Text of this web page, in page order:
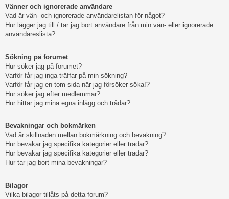
Vänner och ignorerade användare
Vad är vän- och ignorerade användarelistan för något?
Hur lägger jag till / tar jag bort användare från min vän- eller ignorerade
användareslista?
Sökning på forumet
Hur söker jag på forumet?
Varför får jag inga träffar på min sökning?
Varför får jag en tom sida när jag försöker söka!?
Hur söker jag efter medlemmar?
Hur hittar jag mina egna inlägg och trådar?
Bevakningar och bokmärken
Vad är skillnaden mellan bokmärkning och bevakning?
Hur bevakar jag specifika kategorier eller trådar?
Hur bevakar jag specifika kategorier eller trådar?
Hur tar jag bort mina bevakningar?
Bilagor
Vilka bilagor tillåts på detta forum?